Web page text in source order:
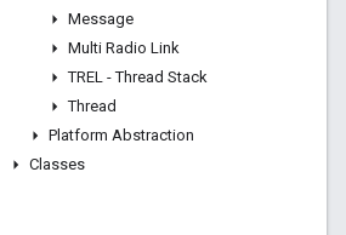
Message
Multi Radio Link
TREL - Thread Stack
Thread
Platform Abstraction
Classes